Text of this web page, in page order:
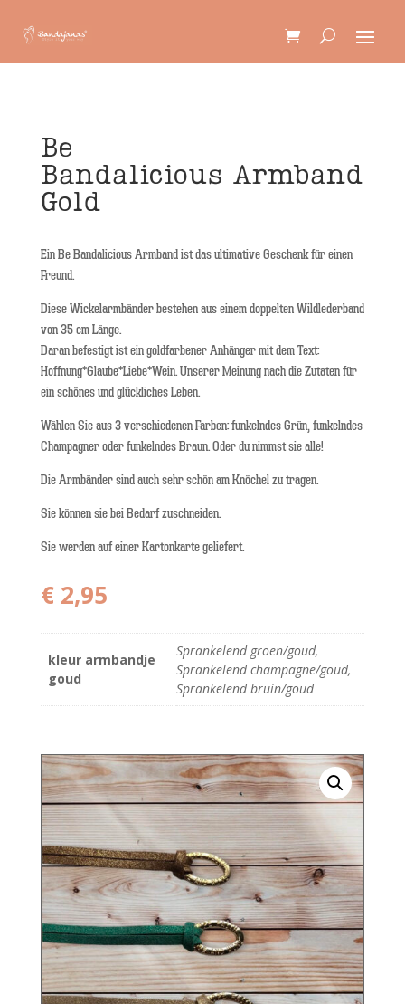
Be
Bandalicious Armband
Gold
Ein Be Bandalicious Armband ist das ultimative Geschenk für einen
Freund.
Diese Wickelarmbänder bestehen aus einem doppelten Wildlederband
von 35 cm Länge.
Daran befestigt ist ein goldfarbener Anhänger mit dem Text:
Hoffnung*Glaube*Liebe*Wein. Unserer Meinung nach die Zutaten für
ein schönes und glückliches Leben.
Wählen Sie aus 3 verschiedenen Farben: funkelndes Grün, funkelndes
Champagner oder funkelndes Braun. Oder du nimmst sie alle!
Die Armbänder sind auch sehr schön am Knöchel zu tragen.
Sie können sie bei Bedarf zuschneiden.
Sie werden auf einer Kartonkarte geliefert.
€2,95
kleur armbandje
goud
Sprankelend groen/goud,
Sprankelend champagne/goud,
Sprankelend bruin/goud